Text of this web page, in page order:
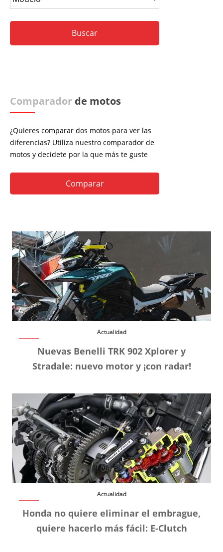
Comparador de motos
¿Quieres comparar dos motos para ver las
diferencias? Utiliza nuestro comparador de
motos y decidete por la que más te guste
Comparar
Actualidad
Nuevas Benelli TRK 902 Xplorer y
Stradale: nuevo motor y ¡con radar!
Actualidad
Honda no quiere eliminar el embrague,
quiere hacerlo más fácil: E-Clutch